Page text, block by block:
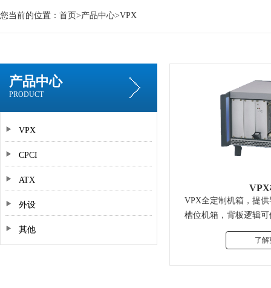
您当前的位置： 首页>产品中心>VPX
产品中心
PRODUCT
VPX
CPCI
ATX
外设
其他
VPX全定制机箱，提
槽位机箱，背板逻辑
计算机。详了解